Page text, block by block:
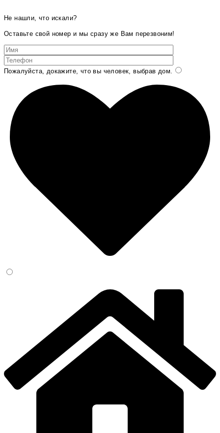
Не нашли, что искали?
Оставьте свой номер и мы сразу же Вам перезвоним!
Пожалуйста, докажите, что вы человек, выбрав дом.